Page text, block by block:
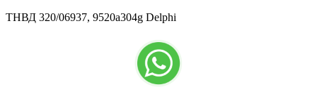
ТНВД 320/06937, 9520a304g Delphi